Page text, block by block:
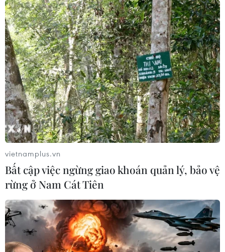
vietnamplus.vn
Bất cập việc ngừng giao khoán quản lý, bảo vệ
rừng ở Nam Cát Tiên